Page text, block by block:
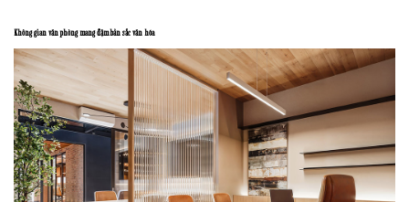
Không gian văn phòng mang đậm bản sắc văn hóa